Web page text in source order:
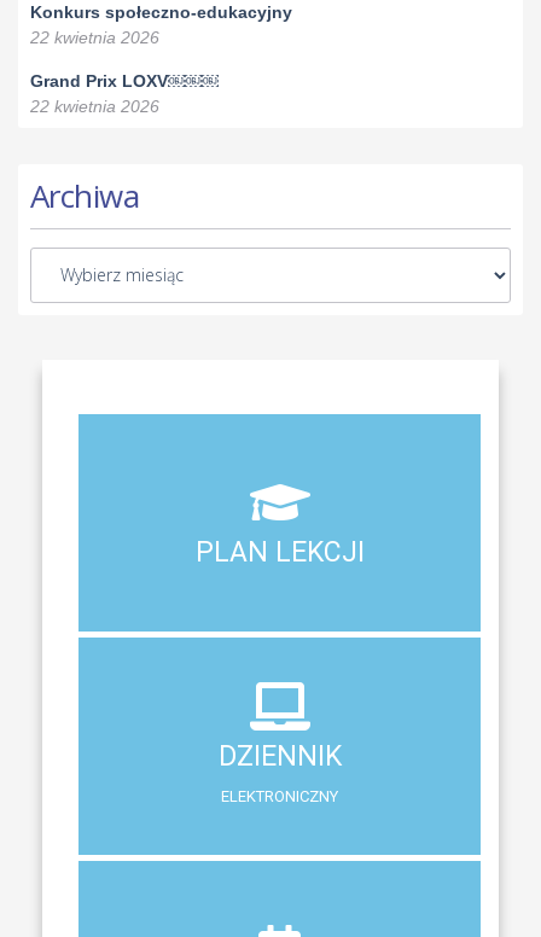
Konkurs społeczno-edukacyjny
22 kwietnia 2026
Grand Prix LOXV￼￼￼
22 kwietnia 2026
Archiwa
PLAN LEKCJI
PLAN LEKCJI
DZIENNIK
ELEKTRONICZNY
DZIENNIK
ELEKTRONICZNY
System zewnętrzny do śledzenia postępów w nauce